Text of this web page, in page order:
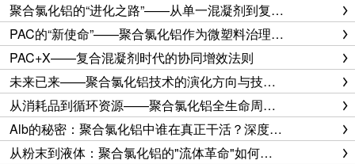
聚合氯化铝的“进化之路”——从单一混凝剂到复合功能材料
PAC的“新使命”——聚合氯化铝作为微塑料治理的第一道防线
PAC+X——复合混凝剂时代的协同增效法则
未来已来——聚合氯化铝技术的演化方向与技术极限
从消耗品到循环资源——聚合氯化铝全生命周期管理的觉醒
Alb的秘密：聚合氯化铝中谁在真正干活？深度解析分子形态、混凝机理与出水铝风险的科学边界
从粉末到液体：聚合氯化铝的"流体革命"如何重塑水处理供应链与运营模式